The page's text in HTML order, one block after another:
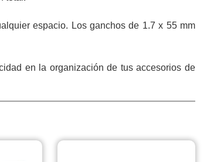
espacio. Los ganchos de 1.7 x 55 mm
en la organización de tus accesorios de